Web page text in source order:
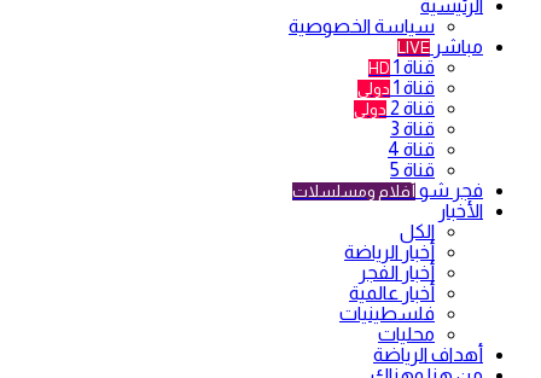
الرئيسية
سياسة الخصوصية
مباشر LIVE
قناة 1 HD
قناة 1 دولي
قناة 2 دولي
قناة 3
قناة 4
قناة 5
فجر شو أفلام ومسلسلات
الأخبار
الكل
أخبار الرياضة
أخبار الفجر
أخبار عالمية
فلسطينيات
محليات
أهداف الرياضة